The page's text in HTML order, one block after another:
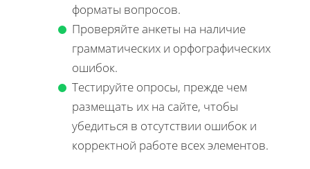
форматы вопросов.
Проверяйте анкеты на наличие
грамматических и орфографических
ошибок.
Тестируйте опросы, прежде чем
размещать их на сайте, чтобы
убедиться в отсутствии ошибок и
корректной работе всех элементов.